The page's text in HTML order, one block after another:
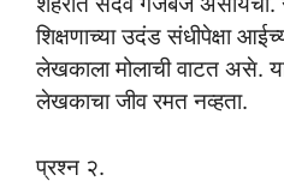
शिक्षणाच्या उदंड संधीपेक्षा
लेखकाला मोलाची वाटत असे.
लेखकाचा जीव रमत नव्हता.
प्रश्न २.